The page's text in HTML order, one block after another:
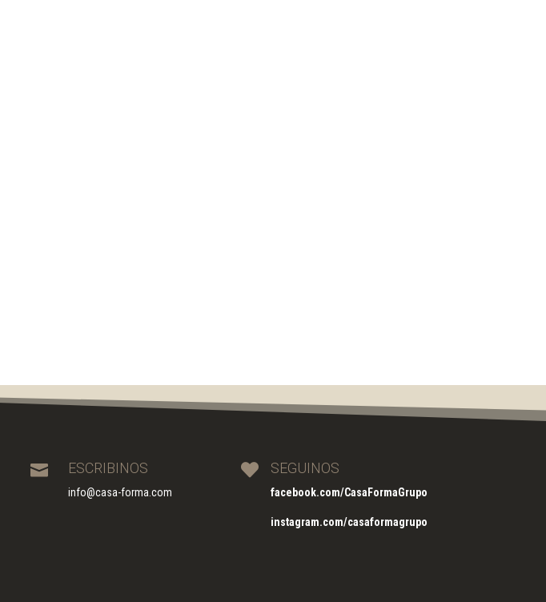
 ESCRIBINOS
info@casa-forma.com
 SEGUINOS
facebook.com/CasaFormaGrupo
instagram.com/casaformagrupo